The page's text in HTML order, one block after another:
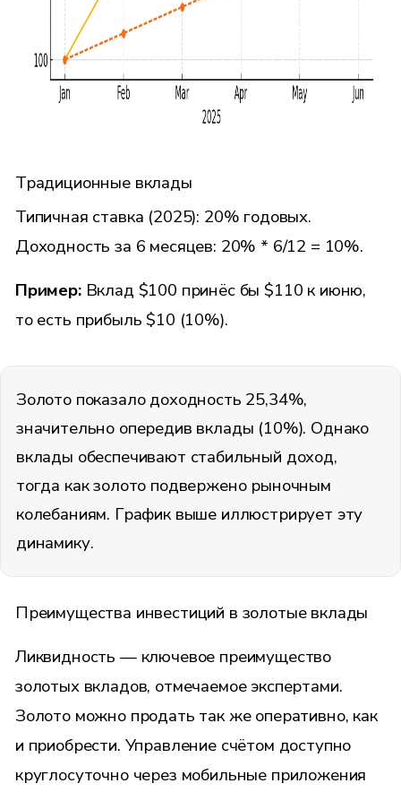
Традиционные вклады
Типичная ставка (2025): 20% годовых.
Доходность за 6 месяцев: 20% * 6/12 = 10%.
Пример:Вклад $100 принёс бы $110 к июню,
то есть прибыль $10 (10%).
Золото показало доходность 25,34%,
значительно опередив вклады (10%). Однако
вклады обеспечивают стабильный доход,
тогда как золото подвержено рыночным
колебаниям. График выше иллюстрирует эту
динамику.
Преимущества инвестиций в золотые вклады
Ликвидность — ключевое преимущество
золотых вкладов, отмечаемое экспертами.
Золото можно продать так же оперативно, как
и приобрести. Управление счётом доступно
круглосуточно через мобильные приложения